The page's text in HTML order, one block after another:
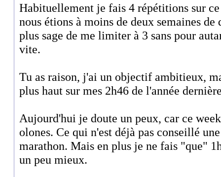
Habituellement je fais 4 répétitions sur
nous étions à moins de deux semaines
plus sage de me limiter à 3 sans pour
vite.
Tu as raison, j'ai un objectif ambitieux,
plus haut sur mes 2h46 de l'année
Aujourd'hui je doute un peux, car ce
olones. Ce qui n'est déjà pas conseillé
marathon. Mais en plus je ne fais "que"
un peu mieux.